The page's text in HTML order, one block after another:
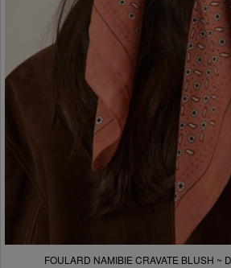
FOULARD NAMIBIE CRAVATE BLUSH ~